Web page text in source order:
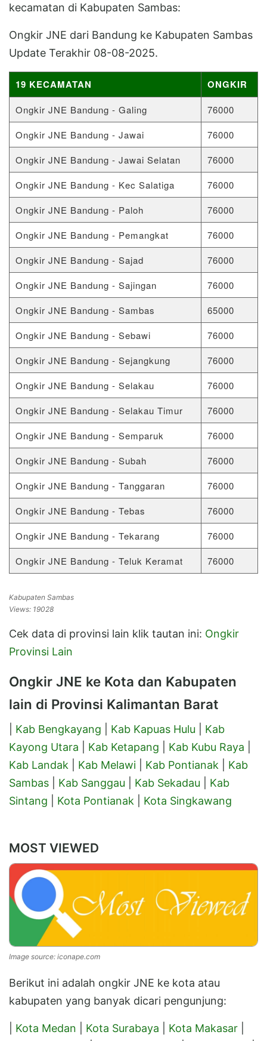
kecamatan di Kabupaten Sambas:
Ongkir JNE dari Bandung ke Kabupaten Sambas
Update Terakhir 08-08-2025.
19 KECAMATAN ONGKIR
Ongkir JNE Bandung - Galing
76000
Ongkir JNE Bandung - Jawai
76000
Ongkir JNE Bandung - Jawai Selatan
76000
Ongkir JNE Bandung - Kec Salatiga
76000
Ongkir JNE Bandung - Paloh
76000
Ongkir JNE Bandung - Pemangkat
76000
Ongkir JNE Bandung - Sajad
76000
Ongkir JNE Bandung - Sajingan
76000
Ongkir JNE Bandung - Sambas
65000
Ongkir JNE Bandung - Sebawi
76000
Ongkir JNE Bandung - Sejangkung
76000
Ongkir JNE Bandung - Selakau
76000
Ongkir JNE Bandung - Selakau Timur
76000
Ongkir JNE Bandung - Semparuk
76000
Ongkir JNE Bandung - Subah
76000
Ongkir JNE Bandung - Tanggaran
76000
Ongkir JNE Bandung - Tebas
76000
Ongkir JNE Bandung - Tekarang
76000
Ongkir JNE Bandung - Teluk Keramat
76000
Kabupaten Sambas
Views: 19028
Cek data di provinsi lain klik tautan ini: Ongkir
Provinsi Lain
Ongkir JNE ke Kota dan Kabupaten
lain di Provinsi Kalimantan Barat
Kab Bengkayang Kab Kapuas Hulu
Kab
Kayong Utara
Kab Ketapang Kab Kubu Raya
Kab Landak
Kab Melawi Kab Pontianak
Kab
Sambas
Kab Sanggau Kab Sekadau
Kab
Sintang
Kota Pontianak Kota Singkawang
MOST VIEWED
Image source: iconape.com
Berikut ini adalah ongkir JNE ke kota atau
kabupaten yang banyak dicari pengunjung:
Kota Medan Kota Surabaya Kota Makasar